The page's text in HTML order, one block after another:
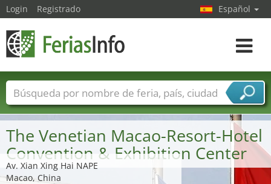
The Venetian Macao-Resort-Hotel
Convention & Exhibition Center
Av. Xian Xing Hai NAPE
Macao, China
Login Registrado Español
toggle
Nombres de ferias Países
Ciudades
Sectores de ferias
Sectores de proveedor de servicios